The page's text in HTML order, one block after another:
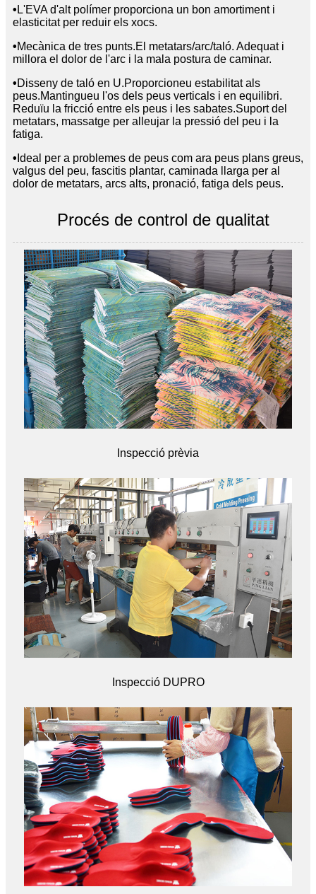
• L'EVA d'alt polímer proporciona un bon amortiment i
elasticitat per reduir els xocs.
•Mecànica de tres punts.El metatars/arc/taló. Adequat i
millora el dolor de l'arc i la mala postura de caminar.
•Disseny de taló en U.Proporcioneu estabilitat als
peus.Mantingueu l'os dels peus verticals i en equilibri.
Reduïu la fricció entre els peus i les sabates.Suport del
metatars, massatge per alleujar la pressió del peu i la
fatiga.
• Ideal per a problemes de peus com ara peus plans greus,
valgus del peu, fascitis plantar, caminada llarga per al
dolor de metatars, arcs alts, pronació, fatiga dels peus.
Procés de control de qualitat
Inspecció prèvia
Inspecció DUPRO